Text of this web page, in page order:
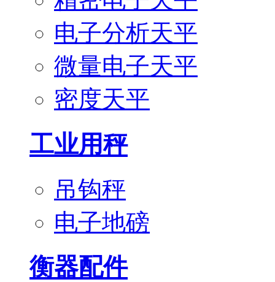
电子分析天平
微量电子天平
密度天平
工业用秤
吊钩秤
电子地磅
衡器配件